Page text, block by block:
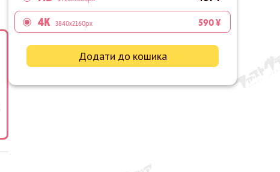
4K 3840x2160px 590 ¥
Додати до кошика